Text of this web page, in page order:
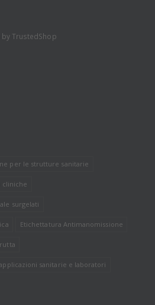
TrustedShop
per le strutture sanitarie
cliniche
surgelati
Etichettatura Antimanomissione
sanitarie e laboratori